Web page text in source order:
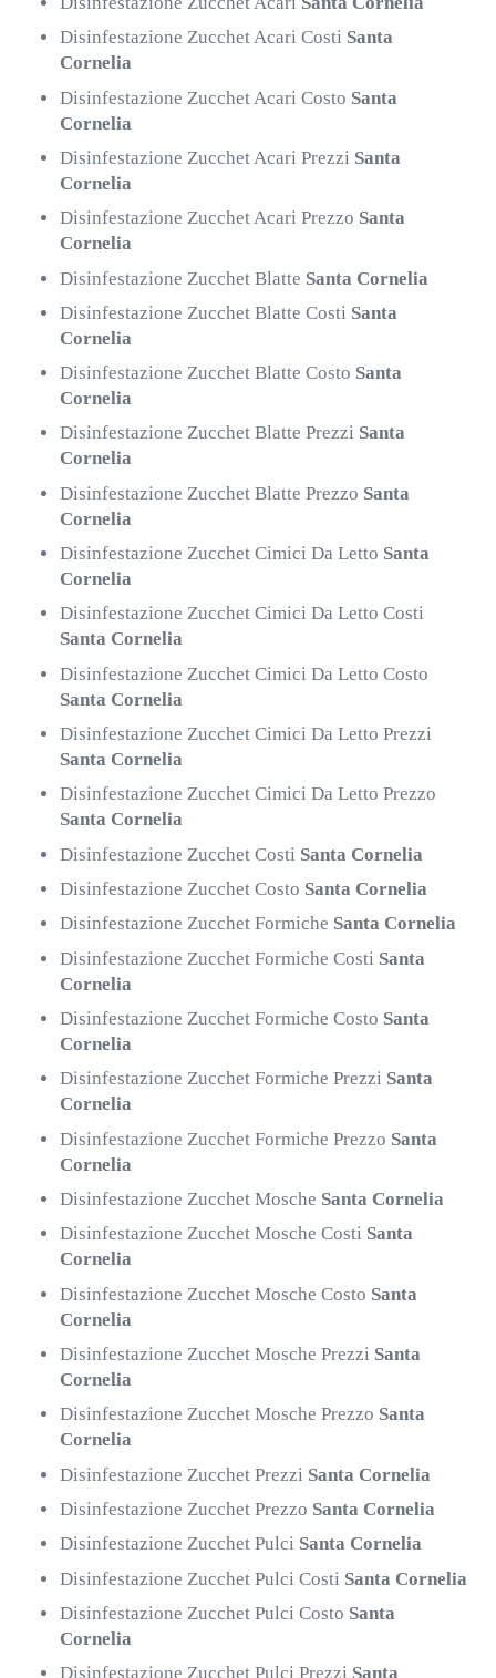
Disinfestazione Zucchet Acari Costi Santa
Cornelia
Disinfestazione Zucchet Acari Costo Santa
Cornelia
Disinfestazione Zucchet Acari Prezzi Santa
Cornelia
Disinfestazione Zucchet Acari Prezzo Santa
Cornelia
Disinfestazione Zucchet Blatte Santa Cornelia
Disinfestazione Zucchet Blatte Costi Santa
Cornelia
Disinfestazione Zucchet Blatte Costo Santa
Cornelia
Disinfestazione Zucchet Blatte Prezzi Santa
Cornelia
Disinfestazione Zucchet Blatte Prezzo Santa
Cornelia
Disinfestazione Zucchet Cimici Da Letto Santa
Cornelia
Disinfestazione Zucchet Cimici Da Letto Costi
Santa Cornelia
Disinfestazione Zucchet Cimici Da Letto Costo
Santa Cornelia
Disinfestazione Zucchet Cimici Da Letto Prezzi
Santa Cornelia
Disinfestazione Zucchet Cimici Da Letto Prezzo
Santa Cornelia
Disinfestazione Zucchet Costi Santa Cornelia
Disinfestazione Zucchet Costo Santa Cornelia
Disinfestazione Zucchet Formiche Santa Cornelia
Disinfestazione Zucchet Formiche Costi Santa
Cornelia
Disinfestazione Zucchet Formiche Costo Santa
Cornelia
Disinfestazione Zucchet Formiche Prezzi Santa
Cornelia
Disinfestazione Zucchet Formiche Prezzo Santa
Cornelia
Disinfestazione Zucchet Mosche Santa Cornelia
Disinfestazione Zucchet Mosche Costi Santa
Cornelia
Disinfestazione Zucchet Mosche Costo Santa
Cornelia
Disinfestazione Zucchet Mosche Prezzi Santa
Cornelia
Disinfestazione Zucchet Mosche Prezzo Santa
Cornelia
Disinfestazione Zucchet Prezzi Santa Cornelia
Disinfestazione Zucchet Prezzo Santa Cornelia
Disinfestazione Zucchet Pulci Santa Cornelia
Disinfestazione Zucchet Pulci Costi Santa Cornelia
Disinfestazione Zucchet Pulci Costo Santa
Cornelia
Disinfestazione Zucchet Pulci Prezzi Santa